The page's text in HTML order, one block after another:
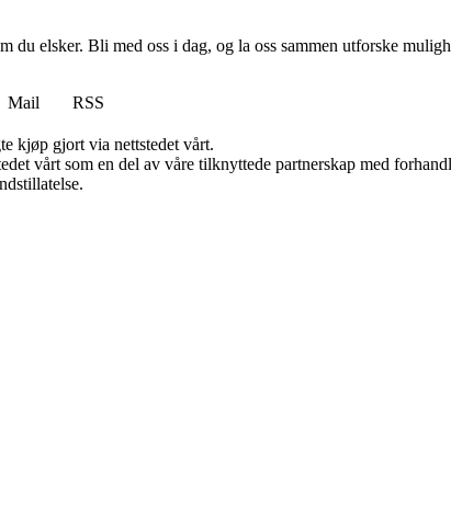
elsker. Bli med oss i dag, og la oss sammen utforske
Mail
RSS
kjøp gjort via nettstedet vårt.
vårt som en del av våre tilknyttede partnerskap med